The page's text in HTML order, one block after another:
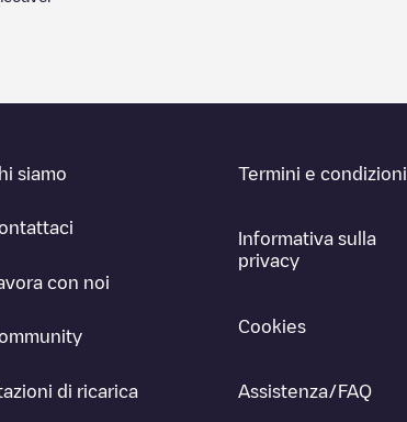
siamo
con noi
di ricarica
Termini e condizioni
Informativa sulla
privacy
Cookies
Assistenza/FAQ